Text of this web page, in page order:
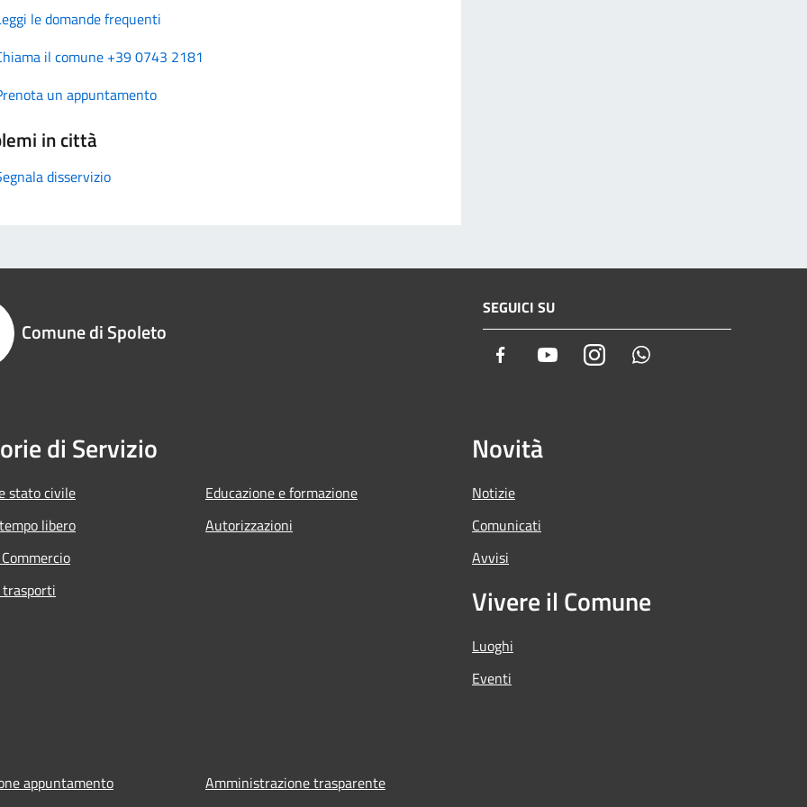
le domande frequenti
il comune +39 0743 2181
un appuntamento
in città
disservizio
Comune di Spoleto
SEGUICI SU
Facebook YoutubeInstagram
di Servizio
stato civile
libero
Educazione e formazione
Autorizzazioni
Novità
Notizie
Comunicati
Avvisi
Vivere il Comune
Luoghi
Eventi
appuntamento
Amministrazione trasparente